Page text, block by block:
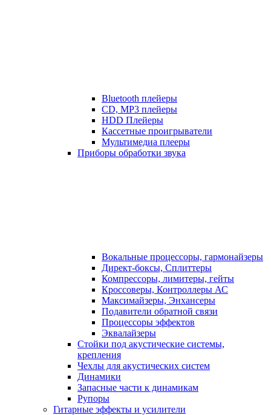
Bluetooth плейеры
CD, MP3 плейеры
HDD Плейеры
Кассетные проигрыватели
Мультимедиа плееры
Приборы обработки звука
Вокальные процессоры, гармонайзеры
Директ-боксы, Сплиттеры
Компрессоры, лимитеры, гейты
Кроссоверы, Контроллеры АС
Максимайзеры, Энхансеры
Подавители обратной связи
Процессоры эффектов
Эквалайзеры
Стойки под акустические системы,
крепления
Чехлы для акустических систем
Динамики
Запасные части к динамикам
Рупоры
Гитарные эффекты и усилители